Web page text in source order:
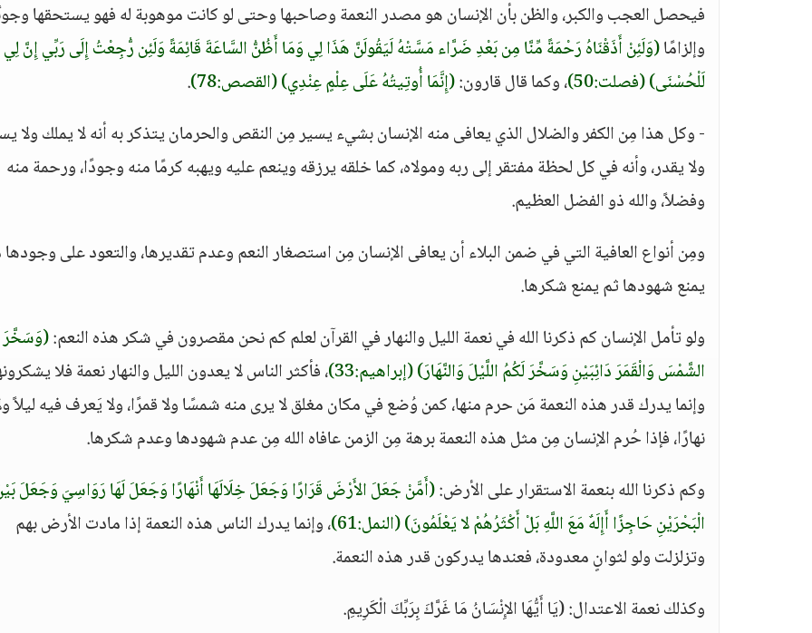
فيحصل العجب والكبر، والظن بأن الإنسان هو مصدر النعمة وصاحبها وحتى لو كانت موهوبة له فهو يستحقها
وإلزامًا(وَلَئِنْ أَذَقْنَاهُ رَحْمَةً مِّنَّا مِن بَعْدِ ضَرَّاء مَسَّتْهُ لَيَقُولَنَّ هَذَا لِي وَمَا أَظُنُّ السَّاعَةَ قَائِمَةً وَلَئِن رُّجِعْتُ إِلَى رَبِّي إِنَّ
لَلْحُسْنَى)(فصلت:50) ، وكما قال قارون:(إِنَّمَا أُوتِيتُهُ عَلَى عِلْمٍ عِنْدِي)(القصص:78)
.
- وكل هذا مِن الكفر والضلال الذي يعافى منه الإنسان بشيء يسير مِن النقص والحرمان يتذكر به أنه لا يملك ولا
ولا يقدر، وأنه في كل لحظة مفتقر إلى ربه ومولاه، كما خلقه يرزقه وينعم عليه ويهبه كرمًا منه وجودًا، ورحمة منه
وفضلاً، والله ذو الفضل العظيم.
ومِن أنواع العافية التي في ضمن البلاء أن يعافى الإنسان مِن استصغار النعم وعدم تقديرها، والتعود على وجودها
يمنع شهودها ثم يمنع شكرها.
ولو تأمل الإنسان كم ذكرنا الله في نعمة الليل والنهار في القرآن لعلم كم نحن مقصرون في شكر هذه النعم:(وَسَخَّرَ
الشَّمْسَ وَالْقَمَرَ دَائِبَيْنِ وَسَخَّرَ لَكُمُ اللَّيْلَ وَالنَّهَارَ)(إبراهيم:33)
، فأكثر الناس لا يعدون الليل والنهار نعمة فلا
وإنما يدرك قدر هذه النعمة مَن حرم منها، كمن وُضع في مكان مغلق لا يرى منه شمسًا ولا قمرًا، ولا يَعرف فيه ليلاً
نهارًا، فإذا حُرم الإنسان مِن مثل هذه النعمة برهة مِن الزمن عافاه الله مِن عدم شهودها وعدم شكرها.
وكم ذكرنا الله بنعمة الاستقرار على الأرض:(أَمَّنْ جَعَلَ الأَرْضَ قَرَارًا وَجَعَلَ خِلَالَهَا أَنْهَارًا وَجَعَلَ لَهَا رَوَاسِيَ وَجَعَلَ
الْبَحْرَيْنِ حَاجِزًا أَإِلَهٌ مَعَ اللَّهِ بَلْ أَكْثَرُهُمْ لا يَعْلَمُونَ)(النمل:61)
، وإنما يدرك الناس هذه النعمة إذا مادت الأرض بهم
وتزلزلت ولو لثوانٍ معدودة، فعندها يدركون قدر هذه النعمة.
وكذلك نعمة الاعتدال: (يَا أَيُّهَا الإِنْسَانُ مَا غَرَّكَ بِرَبِّكَ الْكَرِيمِ.